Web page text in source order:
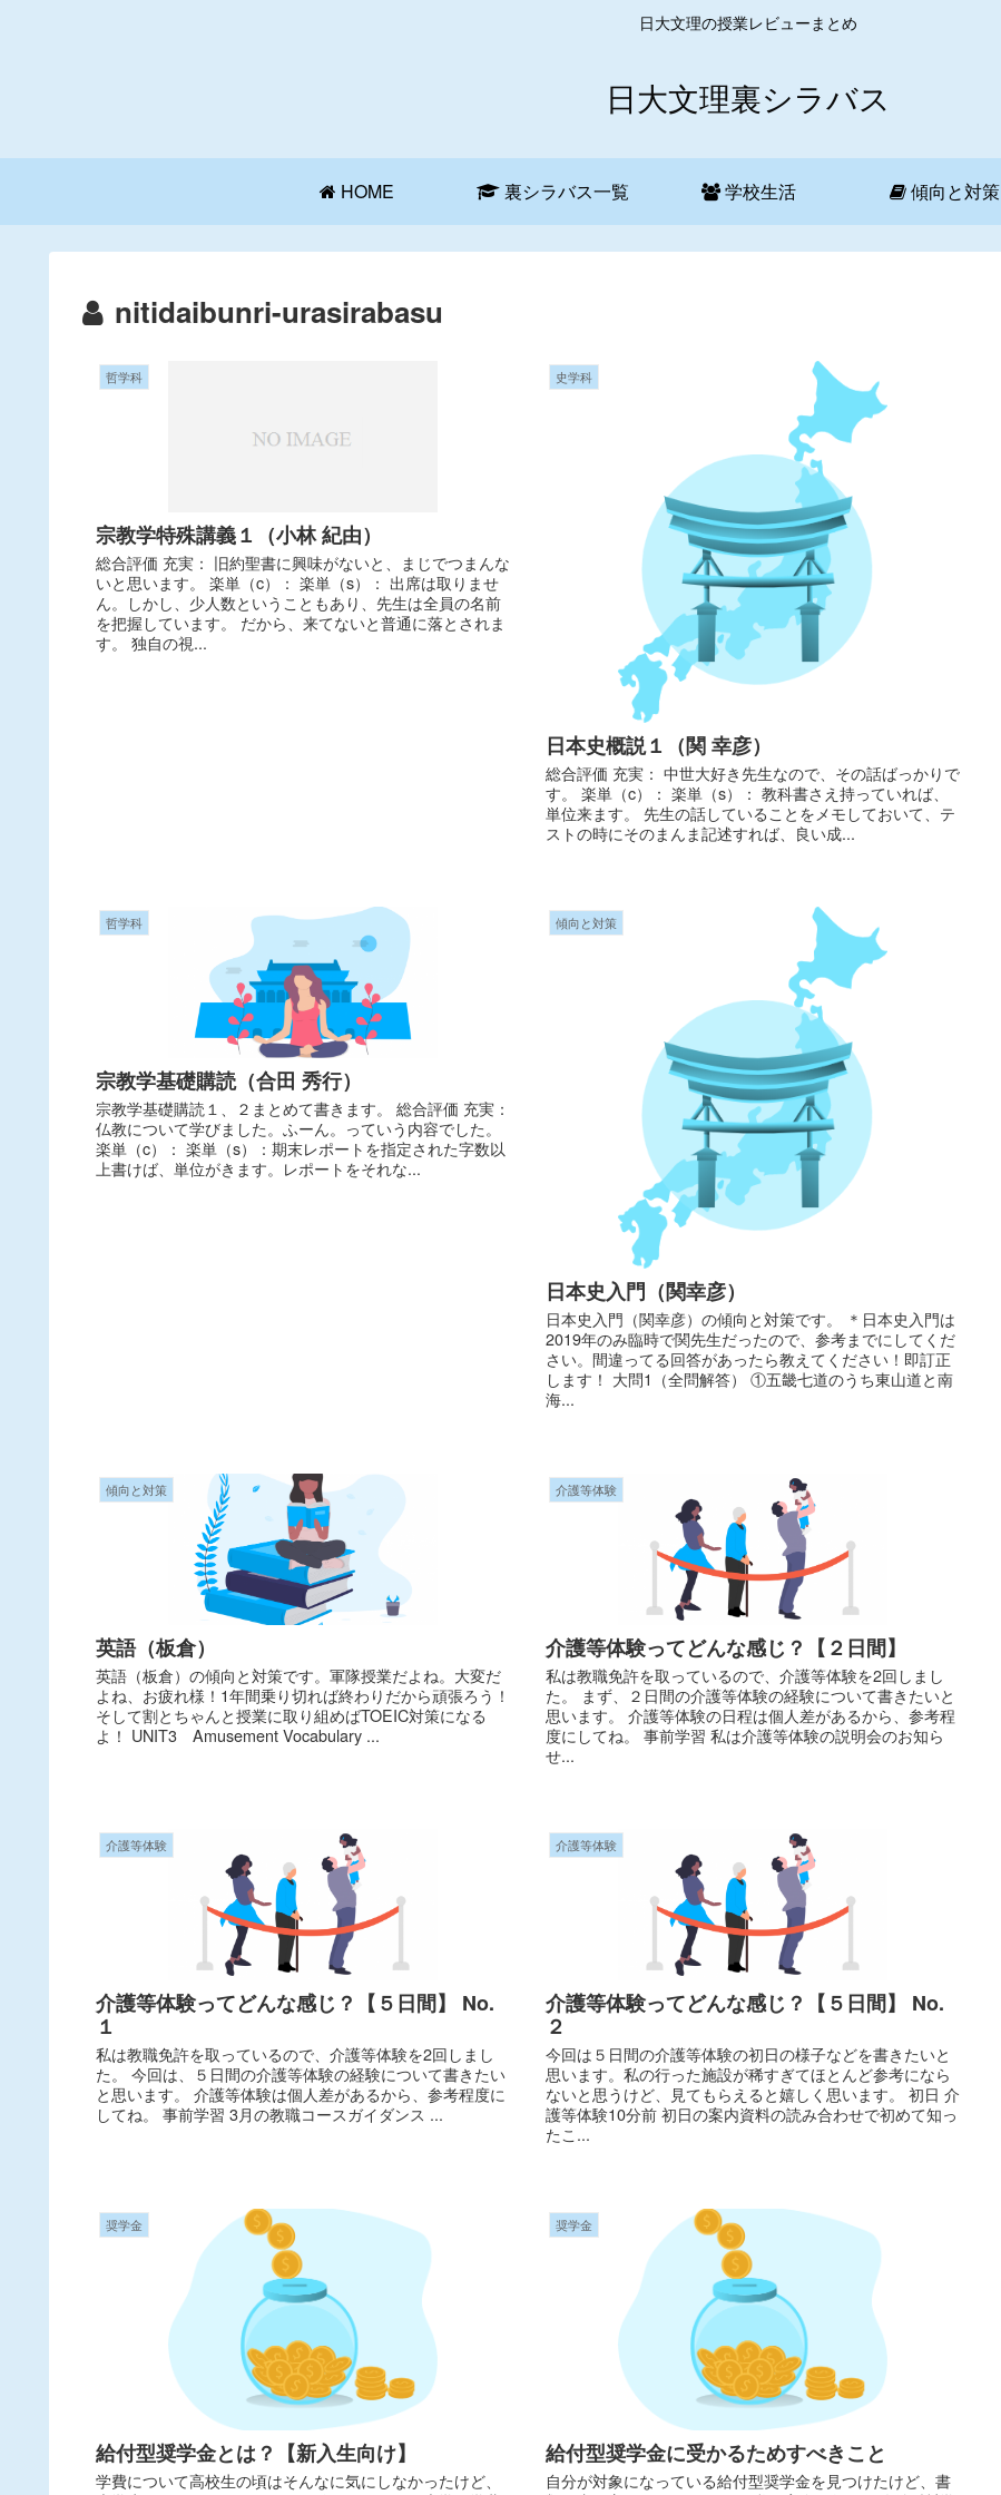
日大文理の授業レビューまとめ
日大文理裏シラバス
HOME 裏シラバス一覧 学校生活 傾向と対策
nitidaibunri-urasirabasu
哲学科
宗教学特殊講義１（小林 紀由）
総合評価 充実： 旧約聖書に興味がないと、まじでつまんな
いと思います。 楽単（c）： 楽単（s）： 出席は取りませ
ん。しかし、少人数ということもあり、先生は全員の名前
を把握しています。 だから、来てないと普通に落とされま
す。 独自の視...
史学科
日本史概説１（関 幸彦）
総合評価 充実： 中世大好き先生なので、その話ばっかりで
す。 楽単（c）： 楽単（s）： 教科書さえ持っていれば、
単位来ます。 先生の話していることをメモしておいて、テ
ストの時にそのまんま記述すれば、良い成...
哲学科
宗教学基礎購読（合田 秀行）
宗教学基礎購読１、２まとめて書きます。 総合評価 充実：
仏教について学びました。ふーん。っていう内容でした。
楽単（c）： 楽単（s）：期末レポートを指定された字数以
上書けば、単位がきます。レポートをそれな...
傾向と対策
日本史入門（関幸彦）
日本史入門（関幸彦）の傾向と対策です。 ＊日本史入門は
2019年のみ臨時で関先生だったので、参考までにしてくだ
さい。間違ってる回答があったら教えてください！即訂正
します！ 大問1（全問解答） ①五畿七道のうち東山道と南
海...
傾向と対策
英語（板倉）
英語（板倉）の傾向と対策です。軍隊授業だよね。大変だ
よね、お疲れ様！1年間乗り切れば終わりだから頑張ろう！
そして割とちゃんと授業に取り組めばTOEIC対策になる
よ！ UNIT3 Amusement Vocabulary ...
介護等体験
介護等体験ってどんな感じ？【２日間】
私は教職免許を取っているので、介護等体験を2回しまし
た。 まず、２日間の介護等体験の経験について書きたいと
思います。 介護等体験の日程は個人差があるから、参考程
度にしてね。 事前学習 私は介護等体験の説明会のお知ら
せ...
介護等体験
介護等体験ってどんな感じ？【５日間】 No.
１
私は教職免許を取っているので、介護等体験を2回しまし
た。 今回は、５日間の介護等体験の経験について書きたい
と思います。 介護等体験は個人差があるから、参考程度に
してね。 事前学習 3月の教職コースガイダンス ...
介護等体験
介護等体験ってどんな感じ？【５日間】 No.
２
今回は５日間の介護等体験の初日の様子などを書きたいと
思います。私の行った施設が稀すぎてほとんど参考になら
ないと思うけど、見てもらえると嬉しく思います。 初日 介
護等体験10分前 初日の案内資料の読み合わせで初めて知っ
たこ...
奨学金
給付型奨学金とは？【新入生向け】
学費について高校生の頃はそんなに気にしなかったけど、
奨学金
給付型奨学金に受かるためすべきこと
自分が対象になっている給付型奨学金を見つけたけど、書